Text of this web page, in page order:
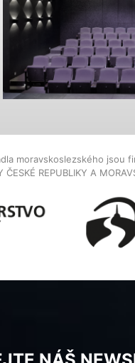
moravskoslezského jsou
ČESKÉ REPUBLIKY A